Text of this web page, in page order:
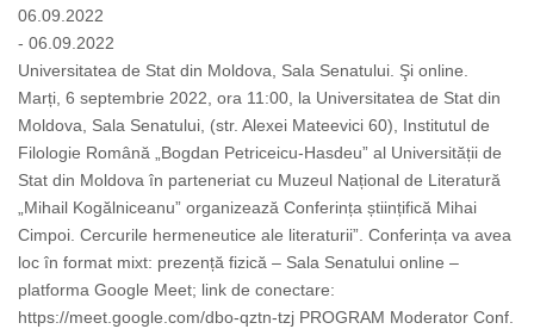
06.09.2022
- 06.09.2022
Universitatea de Stat din Moldova, Sala Senatului. Şi online.
Marți, 6 septembrie 2022, ora 11:00, la Universitatea de Stat din
Moldova, Sala Senatului, (str. Alexei Mateevici 60), Institutul de
Filologie Română „Bogdan Petriceicu-Hasdeu” al Universității de
Stat din Moldova în parteneriat cu Muzeul Național de Literatură
„Mihail Kogălniceanu” organizează Conferința științifică Mihai
Cimpoi. Cercurile hermeneutice ale literaturii”. Conferința va avea
loc în format mixt: prezență fizică – Sala Senatului online –
platforma Google Meet; link de conectare:
https://meet.google.com/dbo-qztn-tzj PROGRAM Moderator Conf.